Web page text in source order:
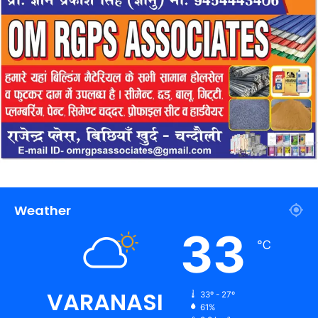
Weather
VARANASI
33 ℃
33º - 27º
61%